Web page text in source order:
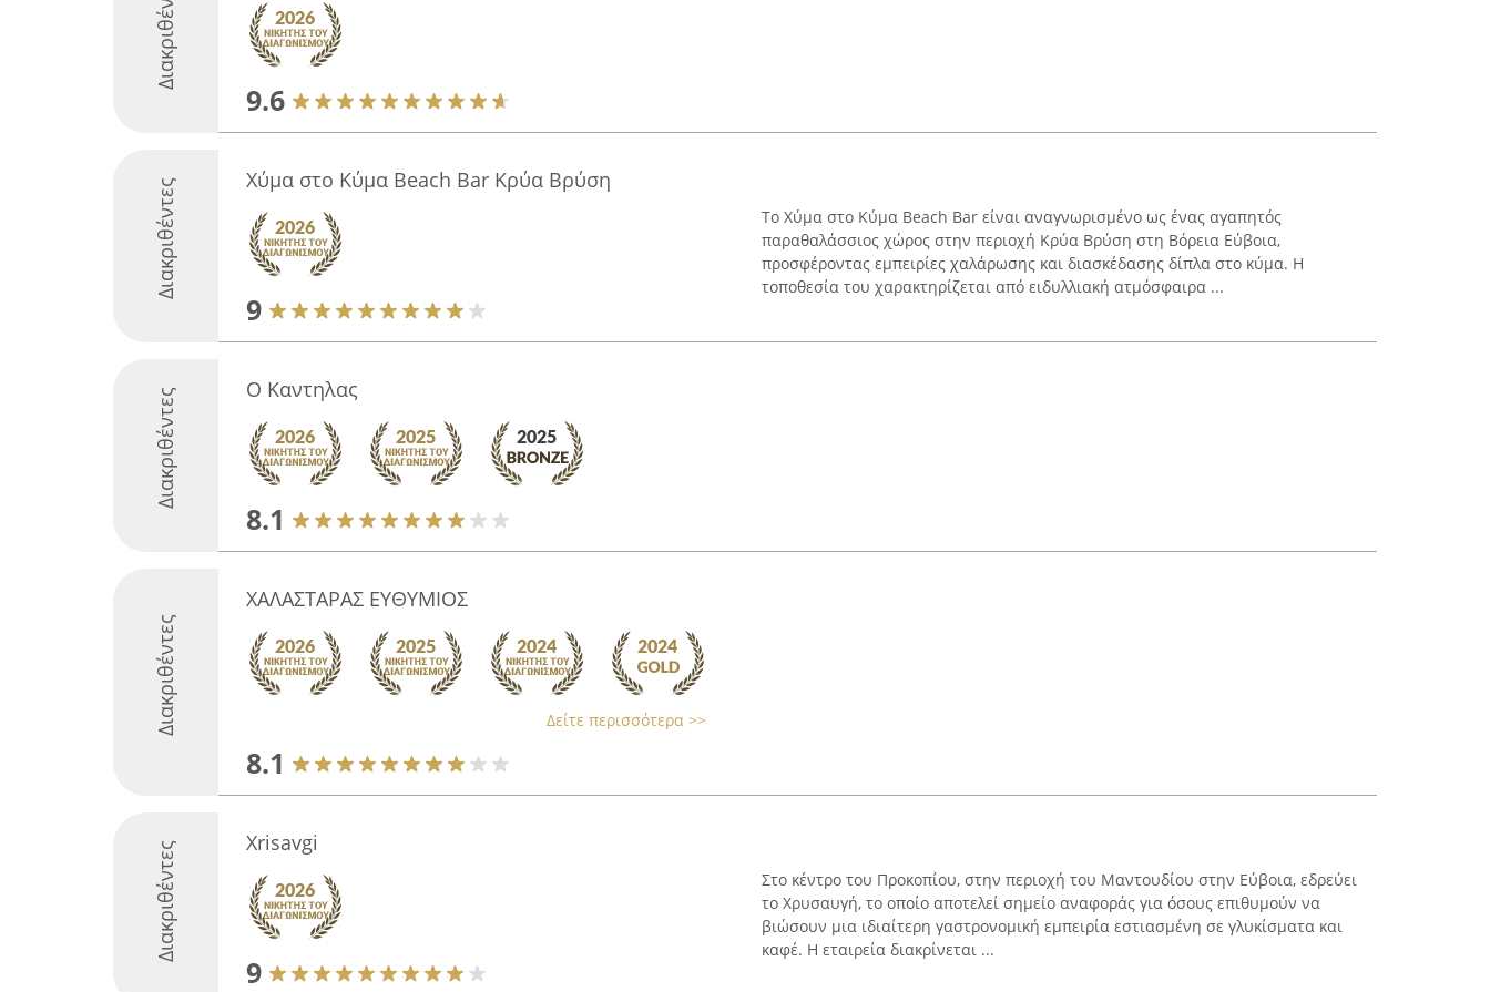
Διακριθέντες
9.6
Διακριθέντες Χύμα στο Κύμα Beach Bar Κρύα Βρύση
9
Το Χύμα στο Κύμα Beach Bar είναι αναγνωρισμένο ως ένας αγαπητός
παραθαλάσσιος χώρος στην περιοχή Κρύα Βρύση στη Βόρεια Εύβοια,
προσφέροντας εμπειρίες χαλάρωσης και διασκέδασης δίπλα στο κύμα. Η
τοποθεσία του χαρακτηρίζεται από ειδυλλιακή ατμόσφαιρα ...
Διακριθέντες Ο Καντηλας
8.1
Διακριθέντες
ΧΑΛΑΣΤΑΡΑΣ ΕΥΘΥΜΙΟΣ
Δείτε περισσότερα >>
8.1
Διακριθέντες Xrisavgi
9
Στο κέντρο του Προκοπίου, στην περιοχή του Μαντουδίου στην Εύβοια, εδρεύει
το Χρυσαυγή, το οποίο αποτελεί σημείο αναφοράς για όσους επιθυμούν να
βιώσουν μια ιδιαίτερη γαστρονομική εμπειρία εστιασμένη σε γλυκίσματα και
καφέ. Η εταιρεία διακρίνεται ...